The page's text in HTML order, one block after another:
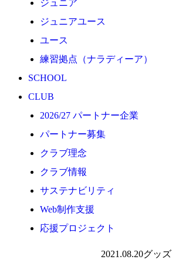
ジュニア
ジュニアユース
ユース
練習拠点（ナラディーア）
SCHOOL
CLUB
2026/27 パートナー企業
パートナー募集
クラブ理念
クラブ情報
サステナビリティ
Web制作支援
応援プロジェクト
2021.08.20グッズ